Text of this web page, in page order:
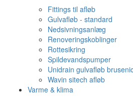
Fittings til afløb
Gulvafløb - standard
Nedsivningsanlæg
Renoveringskoblinger
Rottesikring
Spildevandspumper
Unidrain gulvafløb
Wavin sitech afløb
Varme & klima